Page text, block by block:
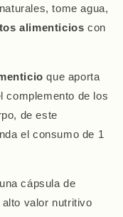
tome agua,
alimenticios con
que aporta
complemento de los
de este
el consumo de 1
cápsula de
valor nutritivo